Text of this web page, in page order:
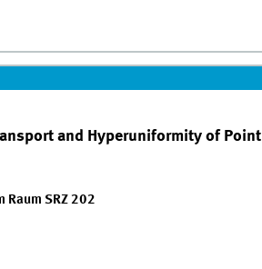
and Hyperuniformity of Point
SRZ 202